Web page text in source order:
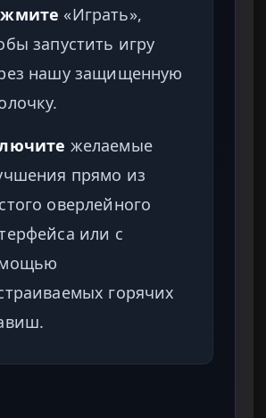
«Играть»,
запустить игру
нашу защищенную
желаемые
прямо из
оверлейного
или с
горячих